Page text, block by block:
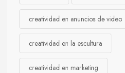
creatividad en anuncios de video
creatividad en la escultura
creatividad en marketing